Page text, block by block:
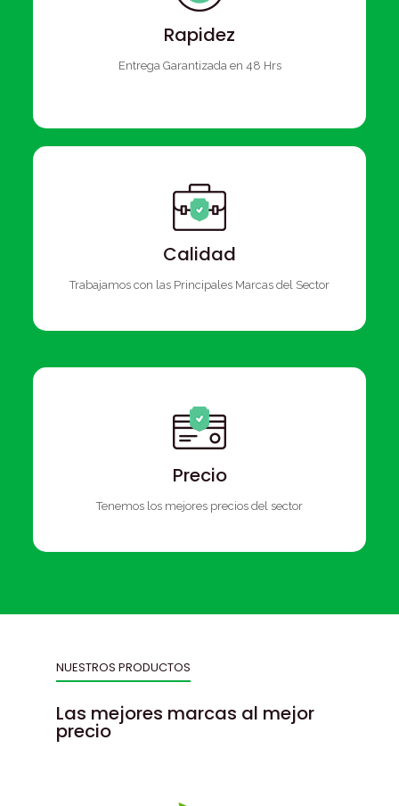
Rapidez
Entrega Garantizada en 48 Hrs
Calidad
Trabajamos con las Principales Marcas del Sector
Precio
Tenemos los mejores precios del sector
NUESTROS PRODUCTOS
Las mejores marcas al mejor
precio